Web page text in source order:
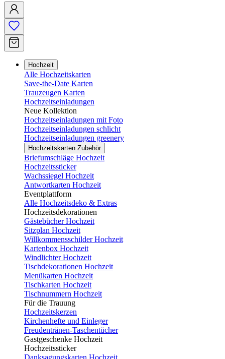
Hochzeit
Alle Hochzeitskarten
Save-the-Date Karten
Trauzeugen Karten
Hochzeitseinladungen
Neue Kollektion
Hochzeitseinladungen mit Foto
Hochzeitseinladungen schlicht
Hochzeitseinladungen greenery
Hochzeitskarten Zubehör
Briefumschläge Hochzeit
Hochzeitssticker
Wachssiegel Hochzeit
Antwortkarten Hochzeit
Eventplattform
Alle Hochzeitsdeko & Extras
Hochzeitsdekorationen
Gästebücher Hochzeit
Sitzplan Hochzeit
Willkommensschilder Hochzeit
Kartenbox Hochzeit
Windlichter Hochzeit
Tischdekorationen Hochzeit
Menükarten Hochzeit
Tischkarten Hochzeit
Tischnummern Hochzeit
Für die Trauung
Hochzeitskerzen
Kirchenhefte und Einleger
Freudentränen-Taschentücher
Gastgeschenke Hochzeit
Hochzeitssticker
Danksagungskarten Hochzeit